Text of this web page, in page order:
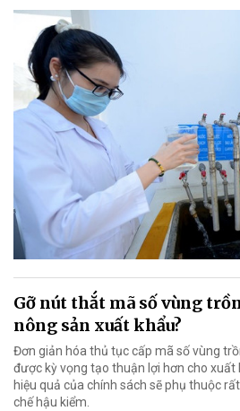
Gỡ nút thắt mã số vùng
nông sản xuất khẩu?
Đơn giản hóa thủ tục cấp mã số vùng
được kỳ vọng tạo thuận lợi hơn cho xuất
hiệu quả của chính sách sẽ phụ thuộc
chế hậu kiểm.